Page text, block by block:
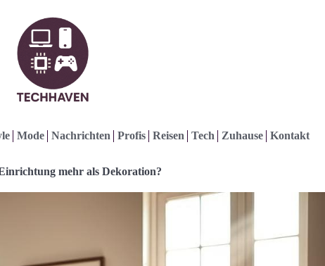
Mode Nachrichten Profis Reisen Tech Zuhause Kontakt
mehr als Dekoration?